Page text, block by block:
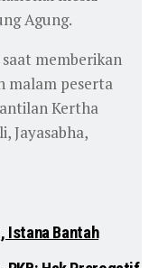
Agung.
memberikan
malam peserta
Kertha
Jayasabha,
Istana Bantah